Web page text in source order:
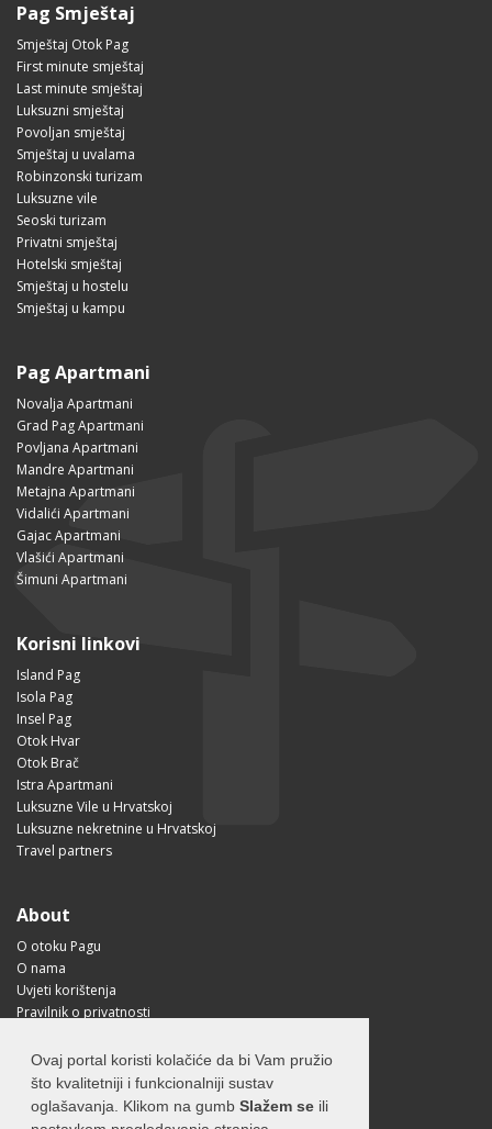
Ovaj portal koristi kolačiće da bi Vam pružio
što kvalitetniji i funkcionalniji sustav
oglašavanja. Klikom na gumb Slažem se ili
Pag Smještaj
Smještaj Otok Pag
First minute smještaj
Last minute smještaj
Luksuzni smještaj
Povoljan smještaj
Smještaj u uvalama
Robinzonski turizam
Luksuzne vile
Seoski turizam
Privatni smještaj
Hotelski smještaj
Smještaj u hostelu
Smještaj u kampu
Pag Apartmani
Novalja Apartmani
Grad Pag Apartmani
Povljana Apartmani
Mandre Apartmani
Metajna Apartmani
Vidalići Apartmani
Gajac Apartmani
Vlašići Apartmani
Šimuni Apartmani
Korisni linkovi
Island Pag
Isola Pag
Insel Pag
Otok Hvar
Otok Brač
Istra Apartmani
Luksuzne Vile u Hrvatskoj
Luksuzne nekretnine u Hrvatskoj
Travel partners
About
O otoku Pagu
O nama
Uvjeti korištenja
Pravilnik o privatnosti
Kako doći na Pag?
Visit Croatia